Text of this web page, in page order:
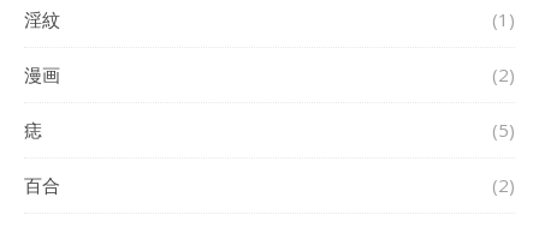
淫紋 (1)
漫画 (2)
痣 (5)
百合 (2)